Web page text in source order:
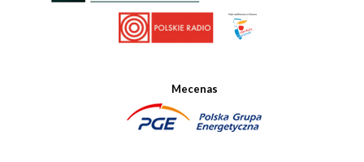
Mecenas